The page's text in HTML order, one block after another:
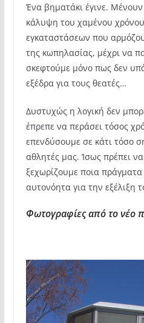
Ένα βηματάκι έγινε.
κάλυψη του χαμένου χρόνου
εγκαταστάσεων που
της κωπηλασίας, μέχρι να
σκεφτούμε μόνο πως δεν
εξέδρα για τους θεατές…
Δυστυχώς η λογική δεν
έπρεπε να περάσει τόσος
επενδύσουμε σε κάτι τόσο
αθλητές μας. Ίσως πρέπει
ξεχωρίζουμε ποια
αυτονόητα για την εξέλιξη
Φωτογραφίες από το νέο